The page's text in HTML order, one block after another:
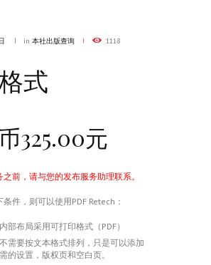
in 本社出版查询 1118
式
325.00元
前，请与您的发布服务助理联系。
件，则可以使用PDF Retech：
部布局采用可打印格式（PDF）
需要按文本格式排列，只是可以添加
的设置，版权页和空白页。